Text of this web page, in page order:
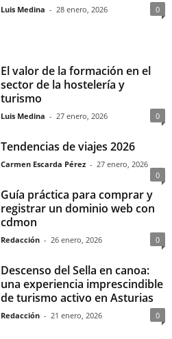
Luis Medina - 28 enero, 2026 0
El valor de la formación en el
sector de la hostelería y
turismo
Luis Medina - 27 enero, 2026 0
Tendencias de viajes 2026
Carmen Escarda Pérez - 27 enero, 2026
0
Guía práctica para comprar y
registrar un dominio web con
cdmon
Redacción - 26 enero, 2026 0
Descenso del Sella en canoa:
una experiencia imprescindible
de turismo activo en Asturias
Redacción - 21 enero, 2026 0